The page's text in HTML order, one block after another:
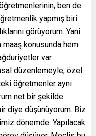
ben de
yapmış biri
görüyorum. Yani
konusunda hem
var.
düzenlemeyle, özel
öğretmenler aynı
net bir şekilde
diye düşünüyorum. Biz
dönemde. Yapılacak